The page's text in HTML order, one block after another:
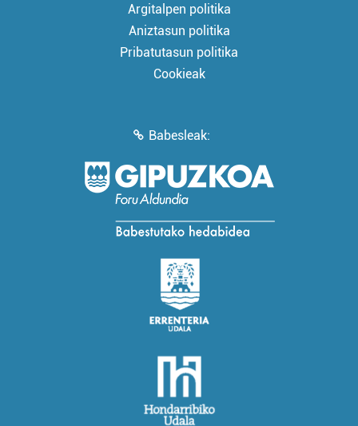
Argitalpen politika
Aniztasun politika
Pribatutasun politika
Cookieak
Babesleak: